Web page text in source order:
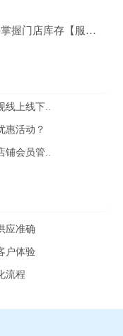
握门店库存【服装店商
上线下..
惠活动？
会员管..
应准确
户体验
流程